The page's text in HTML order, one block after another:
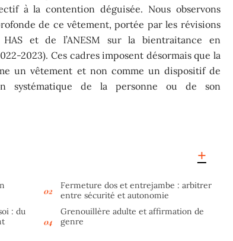
à la contention déguisée. Nous observons
de ce vêtement, portée par les révisions
et de l’ANESM sur la bientraitance en
2023). Ces cadres imposent désormais que la
un vêtement et non comme un dispositif de
systématique de la personne ou de son
Fermeture dos et entrejambe : arbitrer
entre sécurité et autonomie
: du
Grenouillère adulte et affirmation de
genre